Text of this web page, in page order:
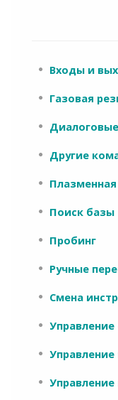
Входы и
Газовая
Другие
Поиск базы
Пробинг
Ручные
Смена
Управление